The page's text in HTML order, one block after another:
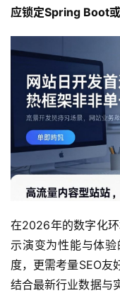
应锁定Spring Boot
在2026年的数字化
示演变为性能与体
度，更需考量SEO友
结合最新行业数据与